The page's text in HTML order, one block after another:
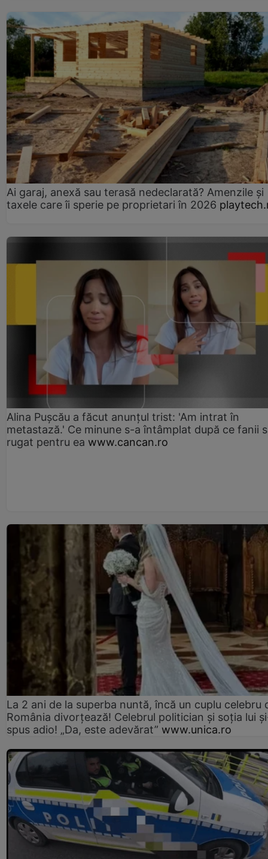
Ai garaj, anexă sau terasă nedeclarată? Amenzile și
taxele care îi sperie pe proprietari în 2026
Alina Pușcău a făcut anunțul trist: 'Am intrat în
metastază.' Ce minune s-a întâmplat după ce fanii
rugat pentru ea www.cancan.ro
La 2 ani de la superba nuntă, încă un cuplu celebru
România divorțează! Celebrul politician și soția lui
spus adio! „Da, este adevărat” www.unica.ro